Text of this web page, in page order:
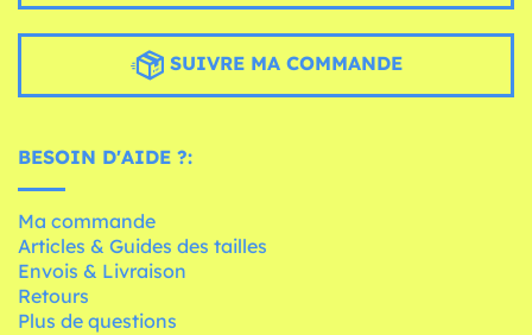
SUIVRE MA COMMANDE
BESOIN D'AIDE ?:
Ma commande
Articles & Guides des tailles
Envois & Livraison
Retours
Plus de questions